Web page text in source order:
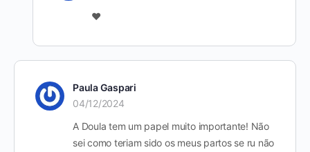
❤️
Paula Gaspari
04/12/2024
A Doula tem um papel muito importante! Não
sei como teriam sido os meus partos se ru não